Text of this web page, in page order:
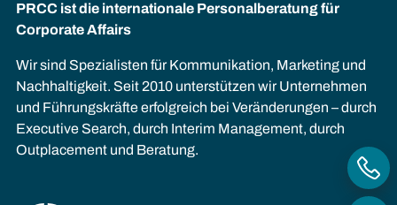
PRCC ist die internationale Personalberatung für
Corporate Affairs
Wir sind Spezialisten für Kommunikation, Marketing und
Nachhaltigkeit. Seit 2010 unterstützen wir Unternehmen
und Führungskräfte erfolgreich bei Veränderungen – durch
Executive Search, durch Interim Management, durch
Outplacement und Beratung.